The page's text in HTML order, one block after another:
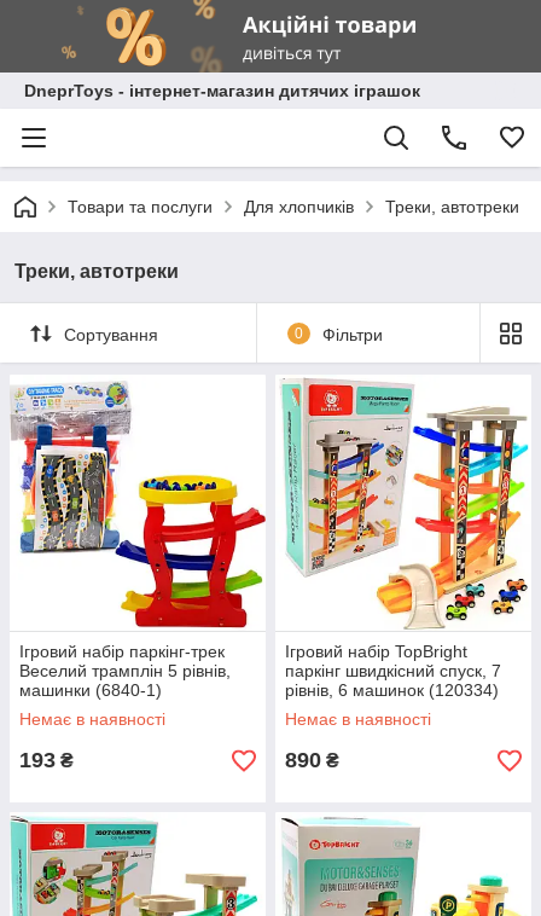
DneprToys - інтернет-магазин дитячих іграшок
Товари та послуги Для хлопчиків Треки, автотреки
Треки, автотреки
Сортування 0 Фільтри
Ігровий набір паркінг-трек
Веселий трамплін 5 рівнів,
машинки (6840-1)
Немає в наявності
193 ₴
Ігровий набір TopBright
паркінг швидкісний спуск, 7
рівнів, 6 машинок (120334)
Немає в наявності
890 ₴